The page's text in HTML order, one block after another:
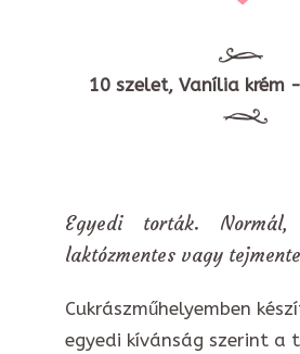
10 szelet, Vanília krém
Egyedi torták. Normál,
laktózmentes vagy
Cukrászműhelyemben
egyedi kívánság szerint a